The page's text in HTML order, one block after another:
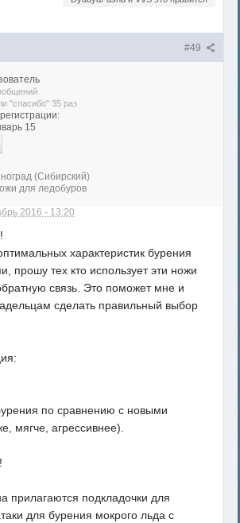
#49
"спасибо" 35 раз
15
(Сибирский)
для ледобуров
2016 - 13:20
характеристик бурения
прошу тех кто использует эти ножи
связь. Это поможет мне и
сделать правильный выбор
по сравнению с новыми
мягче, агрессивнее).
прилагаются подкладочки для
для бурения мокрого льда с